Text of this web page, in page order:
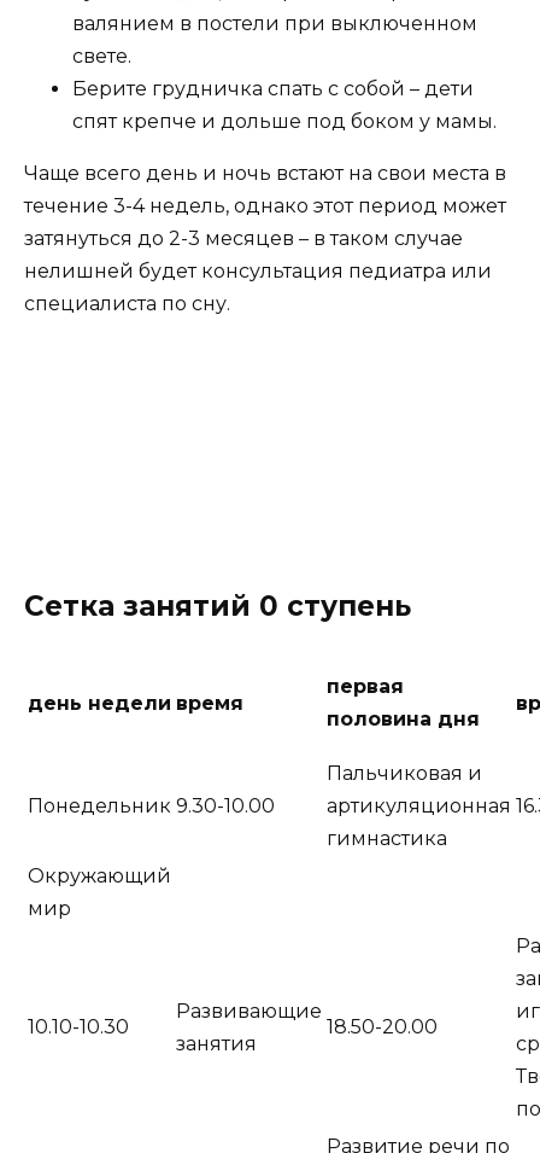
валянием в постели при выключенном
свете.
Берите грудничка спать с собой – дети
спят крепче и дольше под боком у мамы.
Чаще всего день и ночь встают на свои места в
течение 3-4 недель, однако этот период может
затянуться до 2-3 месяцев – в таком случае
нелишней будет консультация педиатра или
специалиста по сну.
Сетка занятий 0 ступень
день недели время
первая
половина дня
Понедельник 9.30-10.00
Пальчиковая и
артикуляционная
гимнастика
Окружающий
мир
10.10-10.30
Развивающие
занятия
18.50-20.00
Развитие речи по